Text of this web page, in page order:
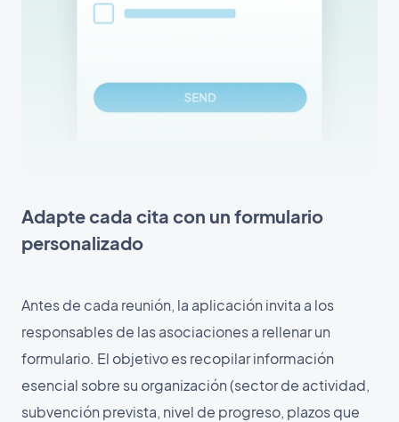
Adapte cada cita con un formulario
personalizado
Antes de cada reunión, la aplicación invita a los
responsables de las asociaciones a rellenar un
formulario. El objetivo es recopilar información
esencial sobre su organización (sector de actividad,
subvención prevista, nivel de progreso, plazos que